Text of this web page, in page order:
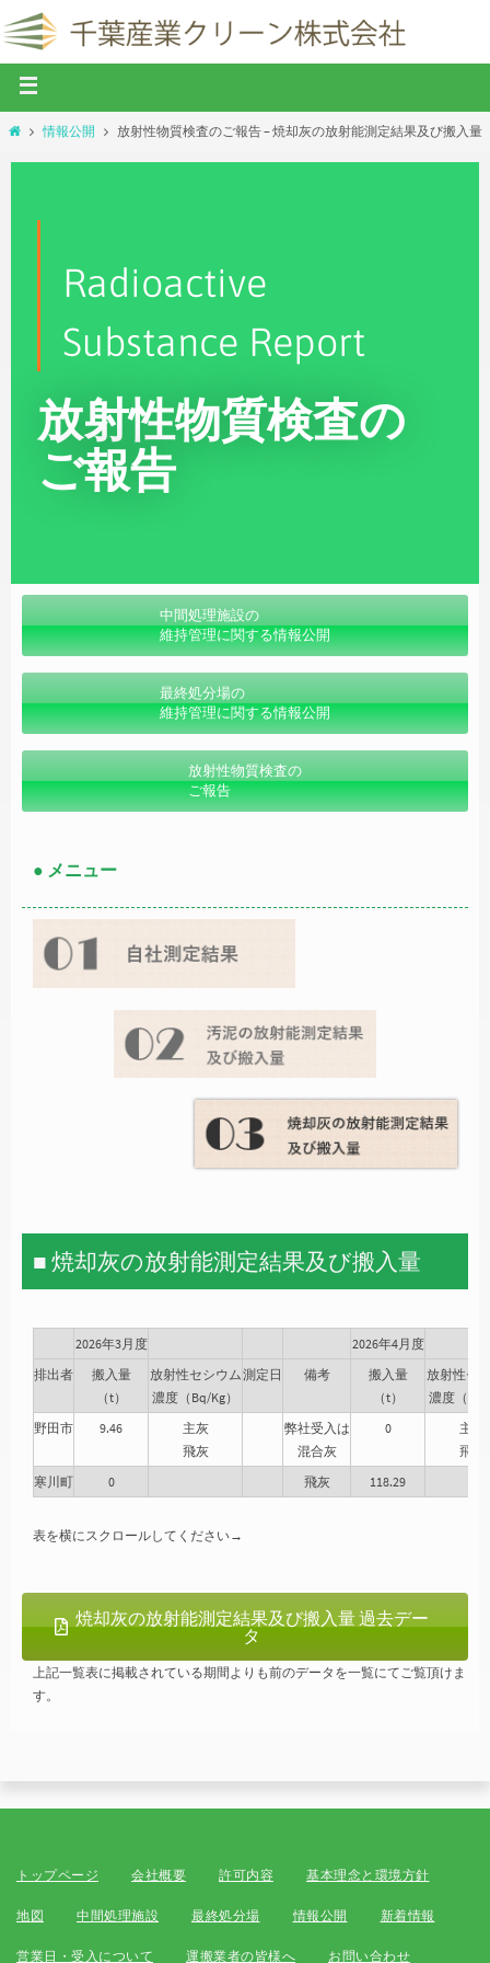
情報公開 放射性物質検査のご報告 – 焼却灰の放射能測定結果及び搬入量
Radioactive
Substance Report
放射性物質検査の
ご報告
中間処理施設の
維持管理に関する情報公開
最終処分場の
維持管理に関する情報公開
放射性物質検査の
ご報告
● メニュー
■ 焼却灰の放射能測定結果及び搬入量
2026年3月度
2026年4月度
排出者
搬入量
（t）
放射性セシウム
濃度（Bq/Kg）
測定日 備考
搬入量
（t）
放射性セ
濃度（Bq/
野田市
9.46
主灰
飛灰
弊社受入は
混合灰
0
主灰
飛灰
寒川町
0 飛灰 118.29
表を横にスクロールしてください→
焼却灰の放射能測定結果及び搬入量 過去デー
タ
上記一覧表に掲載されている期間よりも前のデータを一覧にてご覧頂けま
す。
トップページ 会社概要 許可内容 基本理念と環境方針
地図 中間処理施設 最終処分場 情報公開 新着情報
営業日・受入について 運搬業者の皆様へ お問い合わせ